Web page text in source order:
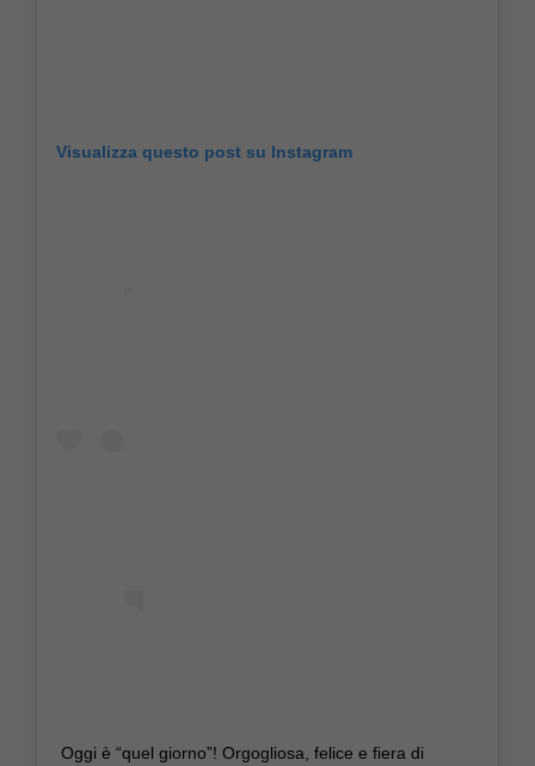
Visualizza questo post su Instagram
Oggi è “quel giorno”! Orgogliosa, felice e fiera di